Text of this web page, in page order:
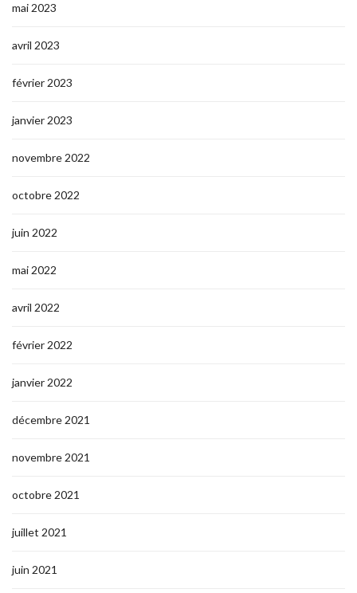
mai 2023
avril 2023
février 2023
janvier 2023
novembre 2022
octobre 2022
juin 2022
mai 2022
avril 2022
février 2022
janvier 2022
décembre 2021
novembre 2021
octobre 2021
juillet 2021
juin 2021